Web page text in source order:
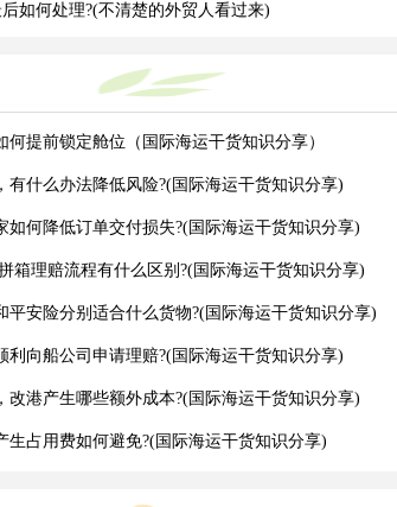
如何处理?(不清楚的外贸人看过来)
提前锁定舱位（国际海运干货知识分享）
什么办法降低风险?(国际海运干货知识分享)
何降低订单交付损失?(国际海运干货知识分享)
箱理赔流程有什么区别?(国际海运干货知识分享)
安险分别适合什么货物?(国际海运干货知识分享)
向船公司申请理赔?(国际海运干货知识分享)
港产生哪些额外成本?(国际海运干货知识分享)
占用费如何避免?(国际海运干货知识分享)